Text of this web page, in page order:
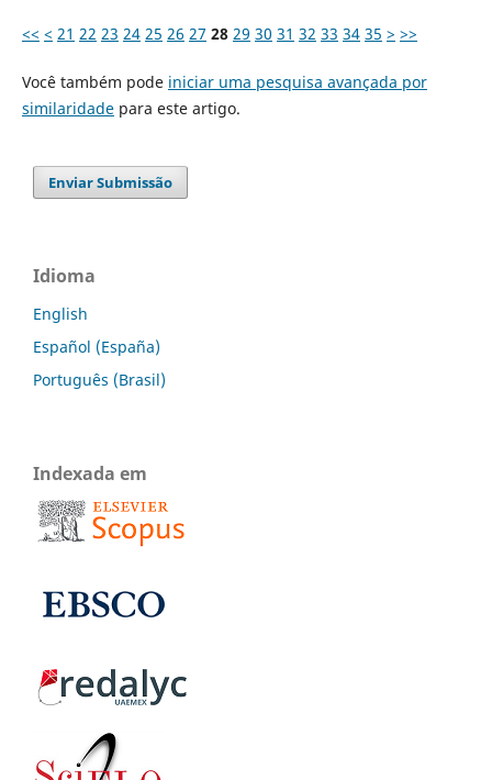
<< < 21 22 23 24 25 26 27 28 29 30 31 32 33 34 35 > >>
Você também pode iniciar uma pesquisa avançada por
similaridadepara este artigo.
Enviar Submissão
Idioma
English
Español (España)
Português (Brasil)
Indexada em